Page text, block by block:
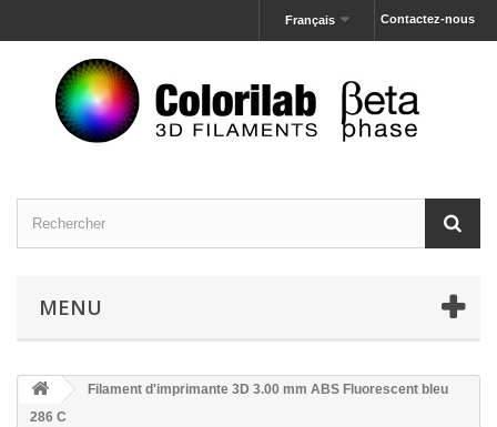
Contactez-nous
Français
MENU
Filament d'imprimante 3D 3.00 mm ABS Fluorescent bleu
286 C